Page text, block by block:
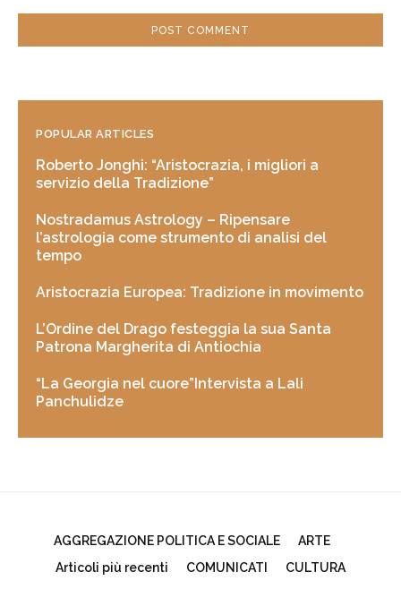
POPULAR ARTICLES
Roberto Jonghi: “Aristocrazia, i migliori a
servizio della Tradizione”
Nostradamus Astrology – Ripensare
l’astrologia come strumento di analisi del
tempo
Aristocrazia Europea: Tradizione in movimento
L’Ordine del Drago festeggia la sua Santa
Patrona Margherita di Antiochia
“La Georgia nel cuore”Intervista a Lali
Panchulidze
AGGREGAZIONE POLITICA E SOCIALE
ARTE
Articoli più recenti
COMUNICATI CULTURA